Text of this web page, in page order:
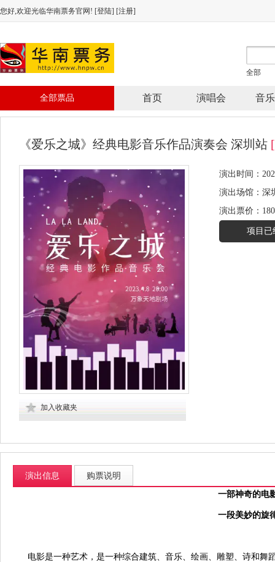
您好,欢迎光临华南票务官网! [登陆] [注册]
全部
全部票品 首页 演唱会 音
《爱乐之城》经典电影音乐作品演奏会 深圳站
加入收藏夹
演出时间：
演出场馆： 深
演出票价：
项目已
演出信息
购票说明
一部神奇的电
一段美妙的旋
电影是一种艺术，是一种综合建筑、音乐、绘画、雕塑、诗和舞